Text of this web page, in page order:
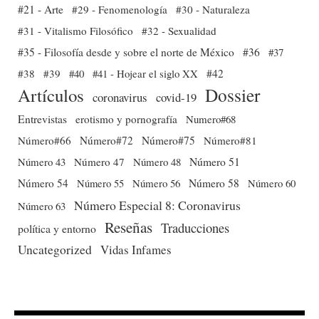
#21 - Arte #29 - Fenomenología
#30 - Naturaleza
#31 - Vitalismo Filosófico
#32 - Sexualidad
#35 - Filosofía desde y sobre el norte de México #36 #37
#38
#39 #40 #41 - Hojear el siglo XX #42
Artículos coronavirus covid-19 Dossier
Entrevistas erotismo y pornografía
Numero#68
Número#66
Número#72 Número#75
Número#81
Número 43 Número 47 Número 48 Número 51
Número 54 Número 55 Número 56 Número 58
Número 60
Número 63 Número Especial 8: Coronavirus
política y entorno Reseñas Traducciones
Uncategorized Vidas Infames